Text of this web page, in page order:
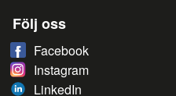
Följ oss
Facebook
Instagram
LinkedIn